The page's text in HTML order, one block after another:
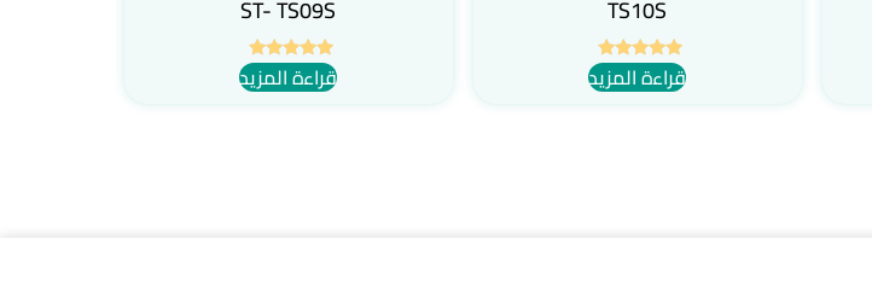
TS10S
تم التقييم
5.00
قراءة المزيد
ST- TS09S
تم التقييم
5.00
قراءة المزيد